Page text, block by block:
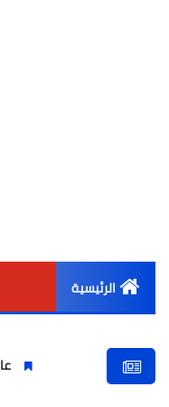
الرئيسية
عادت أقوى